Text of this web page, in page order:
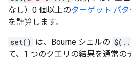
なし）0 個以上のターゲット パタ
を計算します。
set() は、Bourne シェルの
て、1 つのクエリの結果を通常